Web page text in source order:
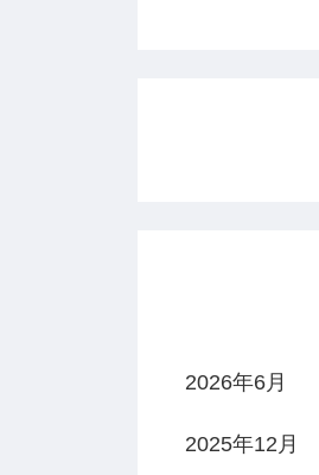
2026年6月
2025年12月